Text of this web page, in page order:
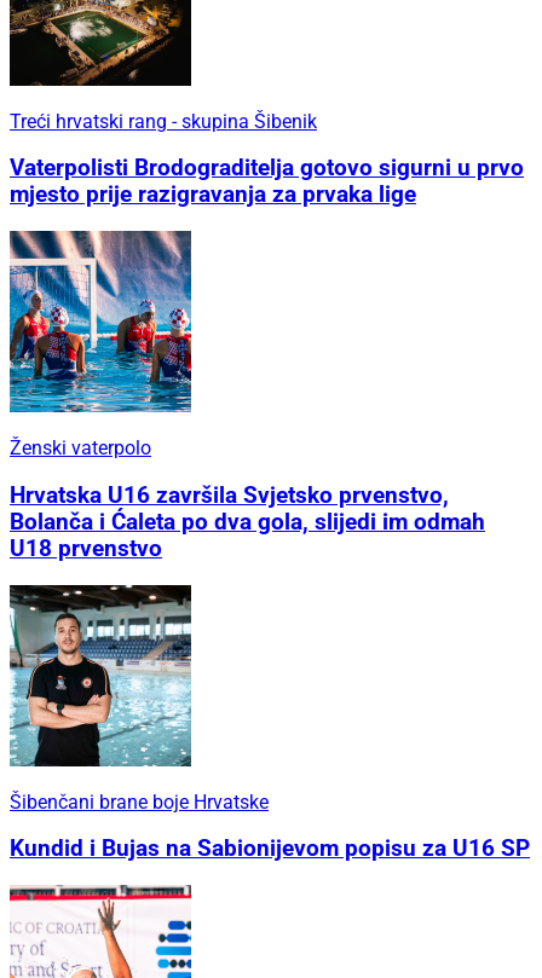
Treći hrvatski rang - skupina Šibenik
Vaterpolisti Brodograditelja gotovo sigurni u prvo
mjesto prije razigravanja za prvaka lige
Ženski vaterpolo
Hrvatska U16 završila Svjetsko prvenstvo,
Bolanča i Ćaleta po dva gola, slijedi im odmah
U18 prvenstvo
Šibenčani brane boje Hrvatske
Kundid i Bujas na Sabionijevom popisu za U16 SP